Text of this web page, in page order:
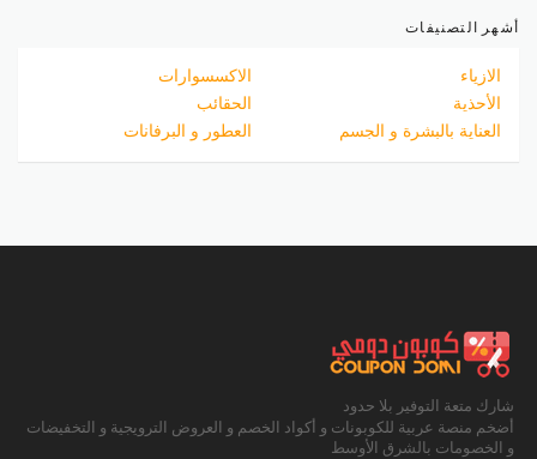
أشهر التصنيفات
الازياء
الاكسسوارات
الأحذية
الحقائب
العناية بالبشرة و الجسم
العطور و البرفانات
شارك متعة التوفير بلا حدود
أضخم منصة عربية للكوبونات و أكواد الخصم و العروض الترويجية و التخفيضات
و الخصومات بالشرق الأوسط